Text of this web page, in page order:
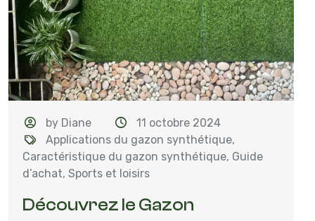
by Diane
11 octobre 2024
Applications du gazon synthétique,
Caractéristique du gazon synthétique, Guide
d’achat, Sports et loisirs
Découvrez le Gazon